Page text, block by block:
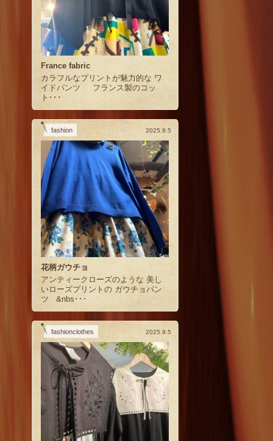
France fabric
カラフルなプリントが魅力的な ワ
イドパンツ フランス製のコッ
ト･･･
fashion 2025.9.5
花柄ガウチョ
アンティークローズのような 美し
いローズプリントの ガウチョパン
ツ &nbs･･･
fashionclothes 2025.9.5